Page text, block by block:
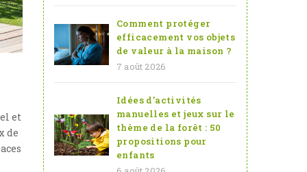
et
de
Comment protéger
efficacement vos objets
de valeur à la maison ?
7 août 2026
Idées d’activités
manuelles et jeux sur le
thème de la forêt : 50
propositions pour
enfants